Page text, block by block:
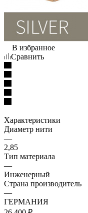
В избранное
Сравнить
Характеристики
Диаметр нити
—
2,85
Тип материала
—
Инженерный
Страна производитель
—
ГЕРМАНИЯ